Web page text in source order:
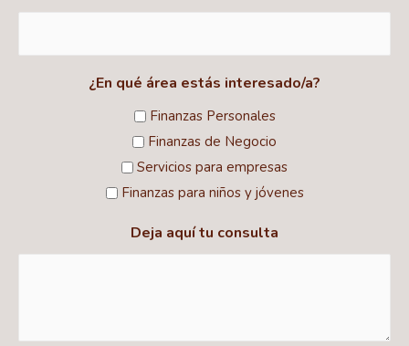
¿En qué área estás interesado/a?
Finanzas Personales
Finanzas de Negocio
Servicios para empresas
Finanzas para niños y jóvenes
Deja aquí tu consulta